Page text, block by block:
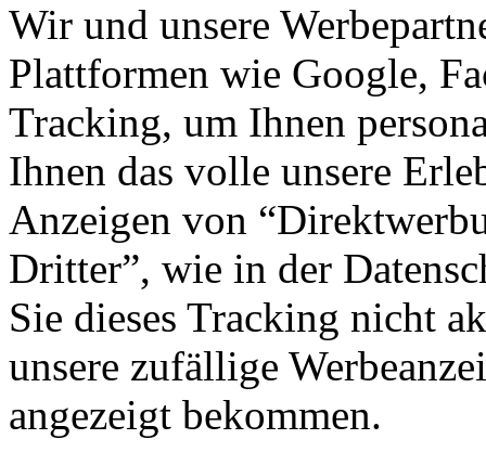
Wir und unsere
Plattformen wie Google,
Tracking, um Ihnen
Ihnen das volle unsere
Anzeigen von
Dritter”, wie in der
Sie dieses Tracking nicht
unsere zufällige
angezeigt bekommen.